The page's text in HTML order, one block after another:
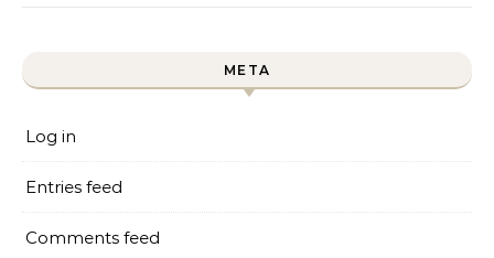
META
Log in
Entries feed
Comments feed